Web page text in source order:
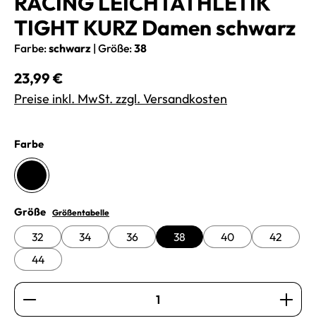
TIGHT KURZ Damen schwarz
Farbe:schwarz | Größe:38
Regulärer Preis:
23,99 €
Preise inkl. MwSt. zzgl. Versandkosten
Farbeauswählen
schwarz
Größeauswählen
Größentabelle
32 34 36 38 40
42
44
Produkt Anzahl: Gib den gewünschten Wert ein